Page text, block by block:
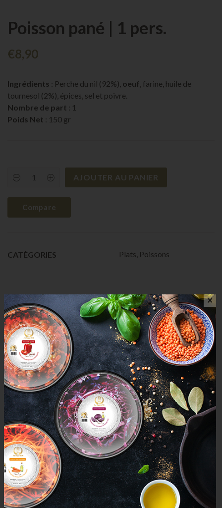
Poisson pané | 1 pers.
€8,90
Ingrédients : Perche du nil (92%), oeuf , farine, huile de
tournesol (2%), épices, sel et poivre.
Nombre de part : 1
Poids Net : 150 gr
Poisson
|
pers.
quantity
AJOUTER AU PANIER
Compare
CATÉGORIES Plats Poissons
AVIS (0)
AVIS
Il n’y a pas encore d’avis.
Seuls les clients connectés ayant acheté ce produit ont la
possibilité de laisser un avis.
Mais aussi
PRODUCTS
✕